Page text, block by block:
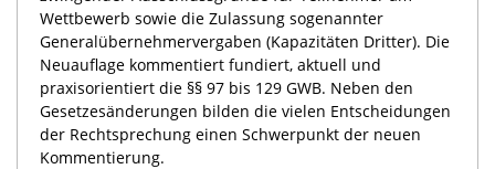
Wettbewerb sowie die Zulassung sogenannter
Generalübernehmervergaben (Kapazitäten Dritter). Die
Neuauflage kommentiert fundiert, aktuell und
praxisorientiert die §§ 97 bis 129 GWB. Neben den
Gesetzesänderungen bilden die vielen Entscheidungen
der Rechtsprechung einen Schwerpunkt der neuen
Kommentierung.